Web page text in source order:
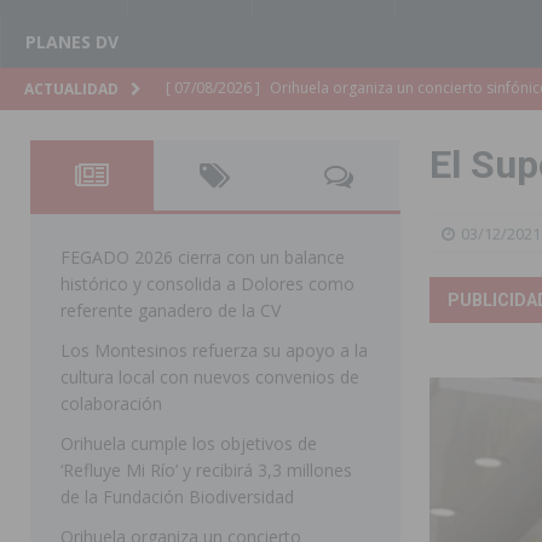
PLANES DV
ACTUALIDAD [ 07/08/2026 ] El Ayuntamiento de Almoradí mejora
[ 07/08/2026 ]
Educación destina 1,2 millones
[ 07/08/2026 ] La Policía Nacional desarticula un
clonación de llaves electrónicas
[ 07/08/2026 ] Torrevieja impulsa el empleo con la
[ 07/08/2026 ] Raiguero de Bonanza alerta del
[ 07/08/2026 ]
La Generalitat impulsa el
[ 07/08/2026 ] Benferri ya se prepara para dar
El
03/12/2021
FEGADO 2026 cierra con un balance
histórico y consolida a Dolores como
referente ganadero de la CV
Los Montesinos refuerza su apoyo a la
cultura local con nuevos convenios de
colaboración
Orihuela cumple los objetivos de
‘Refluye Mi Río’ y recibirá 3,3 millones
de la Fundación Biodiversidad
Orihuela organiza un concierto